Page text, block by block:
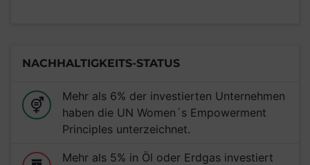
NACHHALTIGKEITS-STATUS
Mehr als 6% der investierten Unternehmen
haben die UN Women´s Empowerment
Principles unterzeichnet.
Mehr als 5% in Öl oder Erdgas investiert